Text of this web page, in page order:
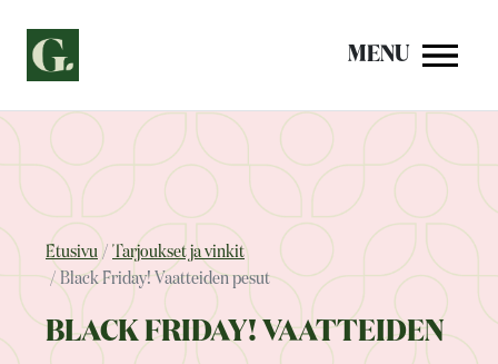
sisältöön
MENU
Etusivu
Tarjoukset ja vinkit
Black Friday! Vaatteiden pesut
BLACK FRIDAY! VAATTEIDEN